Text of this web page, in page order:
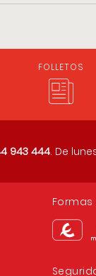
FOLLETOS
943 444. De